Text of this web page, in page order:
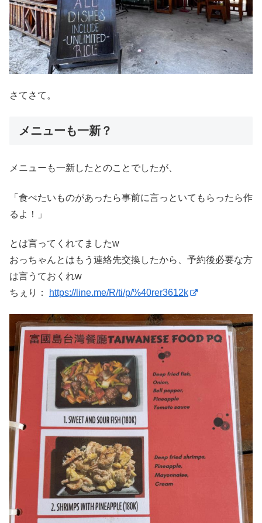
さてさて。
メニューも一新？
メニューも一新したとのことでしたが、
「食べたいものがあったら事前に言っといてもらったら作
るよ！」
とは言ってくれてましたw
おっちゃんとはもう連絡先交換したから、予約後必要な方
は言うておくれw
ちぇり：
https://line.me/R/ti/p/%40rer3612k